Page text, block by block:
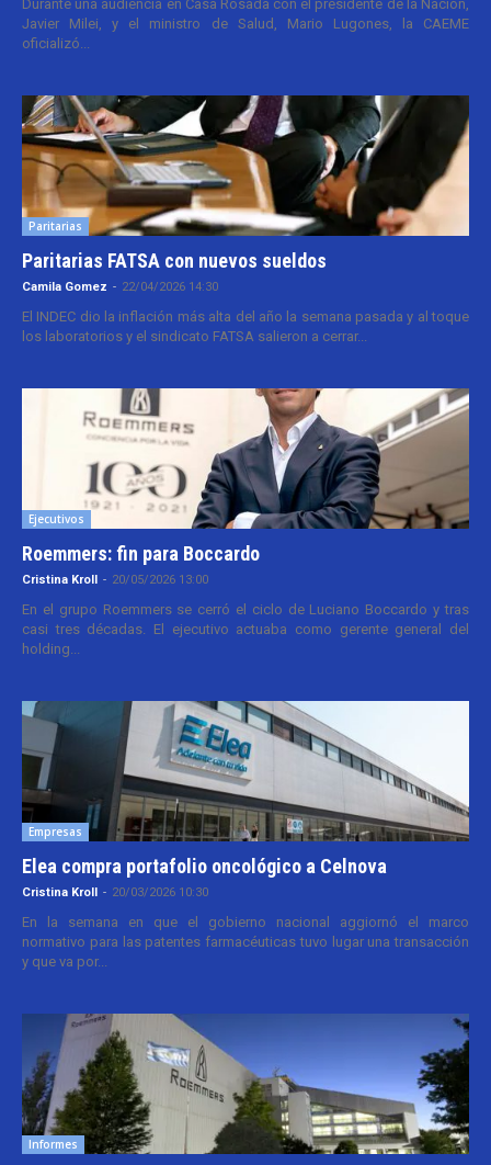
Durante una audiencia en Casa Rosada con el presidente de la Nación,
Javier Milei, y el ministro de Salud, Mario Lugones, la CAEME
oficializó...
Paritarias
Paritarias FATSA con nuevos sueldos
Camila Gomez - 22/04/2026 14:30
El INDEC dio la inflación más alta del año la semana pasada y al toque
los laboratorios y el sindicato FATSA salieron a cerrar...
Ejecutivos
Roemmers: fin para Boccardo
Cristina Kroll - 20/05/2026 13:00
En el grupo Roemmers se cerró el ciclo de Luciano Boccardo y tras
casi tres décadas. El ejecutivo actuaba como gerente general del
holding...
Empresas
Elea compra portafolio oncológico a Celnova
Cristina Kroll - 20/03/2026 10:30
En la semana en que el gobierno nacional aggiornó el marco
normativo para las patentes farmacéuticas tuvo lugar una transacción
y que va por...
Informes